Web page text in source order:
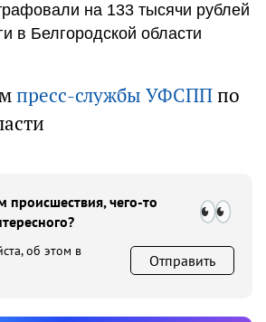
на 133 тысячи рублей
в Белгородской области
пресс-службы УФСППпо
происшествия, чего-то
об этом в
Отправить